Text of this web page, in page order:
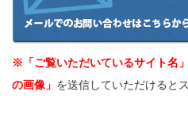
※「ご覧いただいているサイト名
の画像」 を送信していただけると